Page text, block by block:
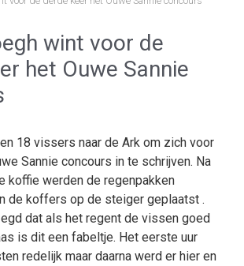
wint voor de
het Ouwe Sannie
18 vissers naar de Ark om zich voor
Sannie concours in te schrijven. Na
koffie werden de regenpakken
de koffers op de steiger geplaatst .
dat als het regent de vissen goed
is dit een fabeltje. Het eerste uur
redelijk maar daarna werd er hier en